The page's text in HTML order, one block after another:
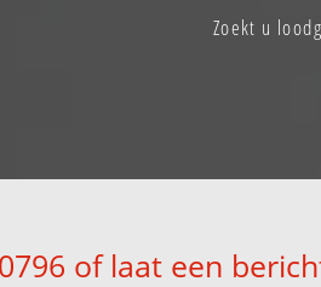
Zoekt u
of laat een